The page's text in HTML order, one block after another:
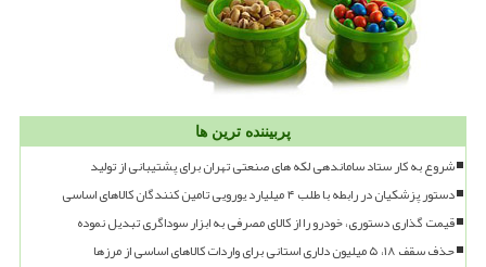
پربیننده ترین ها
شروع به کار ستاد ساماندهی لکه های صنعتی تهران برای پشتیبانی از تولید
دستور پزشکیان در رابطه با طلب ۴ میلیارد یورویی تامین کنندگان کالاهای اساسی
قیمت گذاری دستوری، خودرو را از کالای مصرفی به ابزار سوداگری تبدیل نموده
حذف سقف ۱۸، ۵ میلیون دلاری استانی برای واردات کالاهای اساسی از مرزها